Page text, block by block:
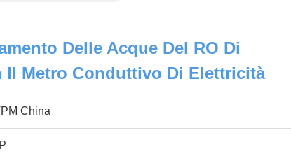
Delle Acque Del RO Di
Il Metro Conduttivo Di Elettricità
China